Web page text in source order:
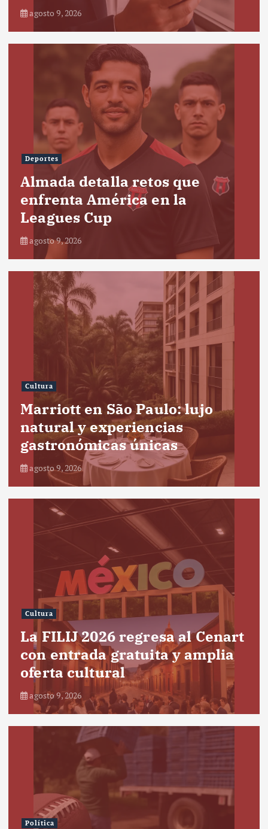
agosto 9, 2026
Deportes
Almada detalla retos que
enfrenta América en la
Leagues Cup
agosto 9, 2026
Cultura
Marriott en São Paulo: lujo
natural y experiencias
gastronómicas únicas
agosto 9, 2026
Cultura
La FILIJ 2026 regresa al Cenart
con entrada gratuita y amplia
oferta cultural
agosto 9, 2026
Política